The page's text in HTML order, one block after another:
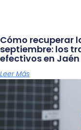
Cómo recuperar
septiembre: los
efectivos en Jaén
Leer Más